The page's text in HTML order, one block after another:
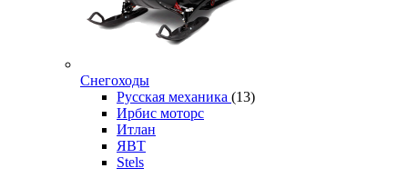
Снегоходы
Русская механика (13)
Ирбис моторс
Итлан
ЯВТ
Stels